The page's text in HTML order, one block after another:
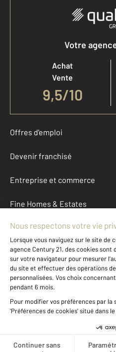
Votre
Achat
Vente
9,5/10
Offres d'emploi
Devenir franchisé
Entreprise et commerce
Fine Homes & Estates
À propos
International
Nous contacter
Données
Gestionnaire